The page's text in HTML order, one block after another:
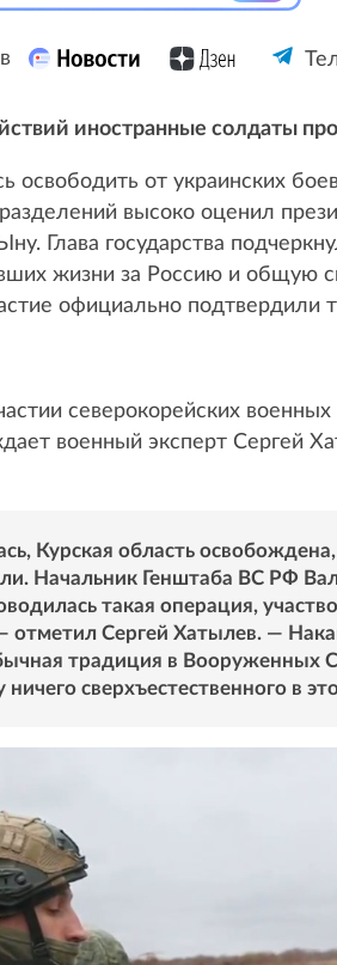
иностранные солдаты
освободить от украинских
высоко оценил
Глава государства
жизни за Россию и общую
официально подтвердили
северокорейских
военный эксперт Сергей
Курская область
Начальник Генштаба ВС РФ
такая операция,
Сергей Хатылев. —
традиция в Вооруженных
сверхъестественного в